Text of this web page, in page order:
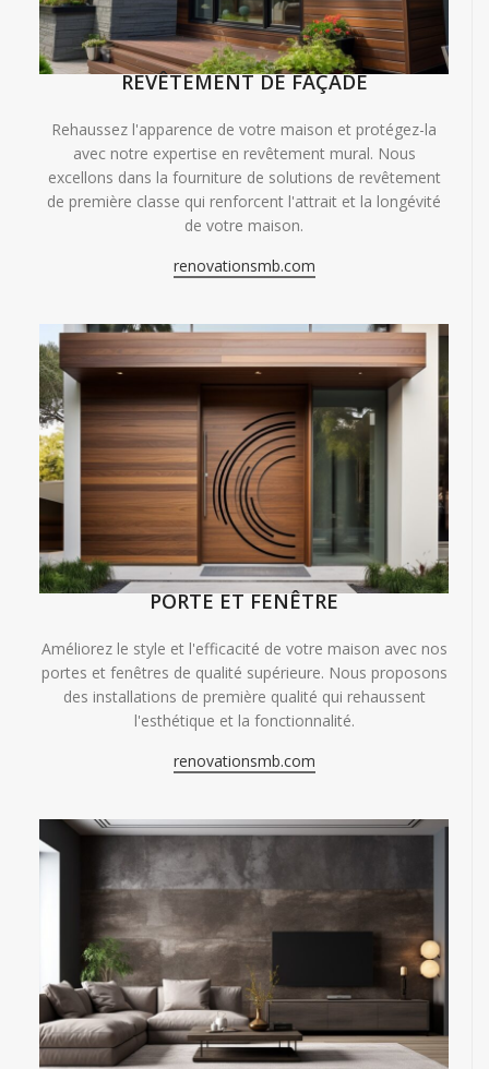
REVÊTEMENT DE FAÇADE
Rehaussez l'apparence de votre maison et protégez-la
avec notre expertise en revêtement mural. Nous
excellons dans la fourniture de solutions de revêtement
de première classe qui renforcent l'attrait et la longévité
de votre maison.
renovationsmb.com
PORTE ET FENÊTRE
Améliorez le style et l'efficacité de votre maison avec nos
portes et fenêtres de qualité supérieure. Nous proposons
des installations de première qualité qui rehaussent
l'esthétique et la fonctionnalité.
renovationsmb.com